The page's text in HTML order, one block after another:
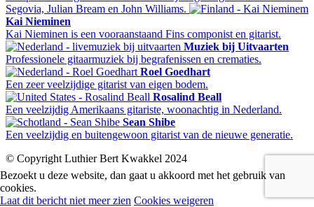
Segovia, Julian Bream en John Williams.
Kai Nieminen
Kai Nieminen is een vooraanstaand Fins componist en gitarist.
Muziek bij Uitvaarten
Professionele gitaarmuziek bij begrafenissen en crematies.
Roel Goedhart
Een zeer veelzijdige gitarist van eigen bodem.
Rosalind Beall
Een veelzijdig Amerikaans gitariste, woonachtig in Nederland.
Sean Shibe
Een veelzijdig en buitengewoon gitarist van de nieuwe generatie.
© Copyright Luthier Bert Kwakkel 2024
Bezoekt u deze website, dan gaat u akkoord met het gebruik van
cookies.
Laat dit bericht niet meer zien Cookies weigeren